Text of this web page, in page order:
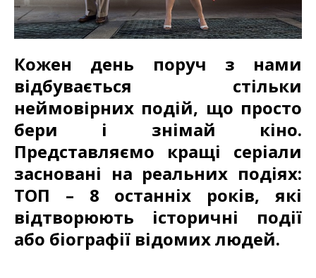
Кожен день поруч з нами
відбувається стільки
неймовірних подій, що просто
бери і знімай кіно.
Представляємо кращі серіали
засновані на реальних подіях:
ТОП – 8 останніх років, які
відтворюють історичні події
або біографії відомих людей.